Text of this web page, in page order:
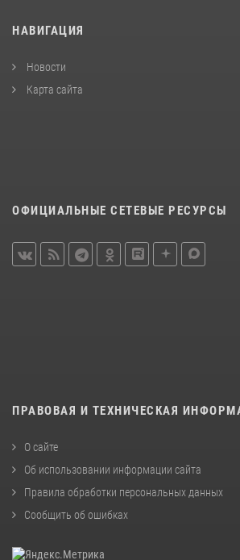
НАВИГАЦИЯ
Новости
Карта сайта
ОФИЦИАЛЬНЫЕ СЕТЕВЫЕ РЕСУРСЫ
ПРАВОВАЯ И ТЕХНИЧЕСКАЯ
О сайте
Об использовании информации сайта
Правила обработки персональных данных
Сообщить об ошибках